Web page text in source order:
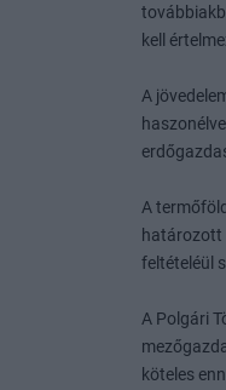
kell
A
A
határozott
feltételéül
A Polgári
köteles